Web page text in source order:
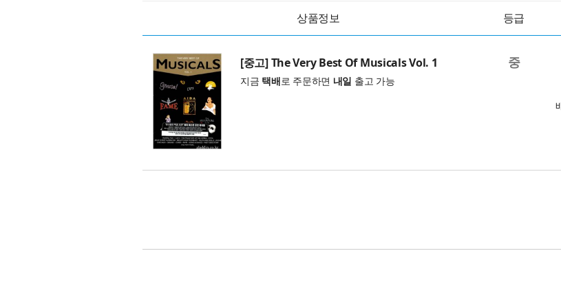
상품정보 등급
[중고] The Very Best Of Musicals Vol. 1
지금 택배로 주문하면 내일 출고 가능
중